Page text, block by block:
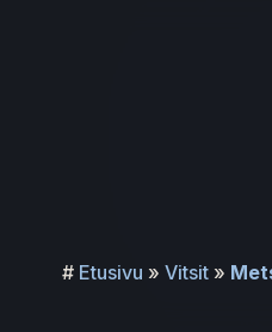
# Etusivu » Vitsit »